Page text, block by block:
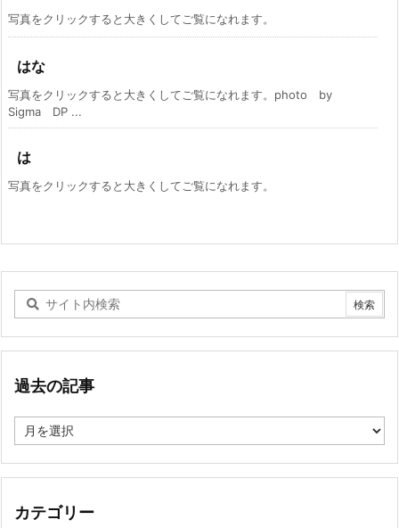
写真をクリックすると大きくしてご覧になれます。
はな
写真をクリックすると大きくしてご覧になれます。photo by
Sigma DP ...
は
写真をクリックすると大きくしてご覧になれます。
過去の記事
去
記
カテゴリー